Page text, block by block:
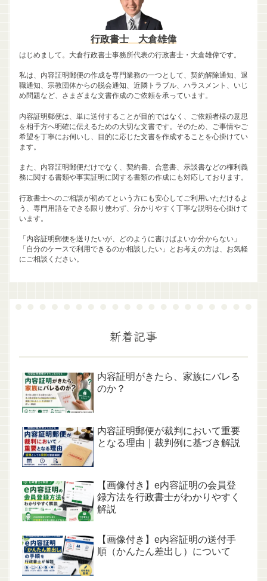
行政書士 大倉雄偉
はじめまして。大倉行政書士事務所代表の行政書士・大倉雄偉です。
私は、内容証明郵便の作成を専門業務の一つとして、契約解除通知、退
職通知、宗教団体からの脱会通知、近隣トラブル、ハラスメント、いじ
め問題など、さまざまな文書作成のご依頼を承っています。
内容証明郵便は、単に送付することが目的ではなく、ご依頼者様の意思
を相手方へ明確に伝えるための大切な文書です。そのため、ご事情やご
希望を丁寧にお伺いし、目的に応じた文書を作成することを心掛けてい
ます。
また、内容証明郵便だけでなく、契約書、合意書、示談書などの権利義
務に関する書類や事実証明に関する書類の作成にも対応しております。
行政書士へのご相談が初めてという方にも安心してご利用いただけるよ
う、専門用語をできる限り使わず、分かりやすく丁寧な説明を心掛けて
います。
「内容証明郵便を送りたいが、どのように書けばよいか分からない」
「自分のケースで利用できるのか相談したい」とお考えの方は、お気軽
にご相談ください。
新着記事
内容証明がきたら、家族にバレる
のか？
内容証明郵便が裁判において重要
となる理由｜裁判例に基づき解説
【画像付き】e内容証明の会員登
録方法を行政書士がわかりやすく
解説
【画像付き】e内容証明の送付手
順（かんたん差出し）について